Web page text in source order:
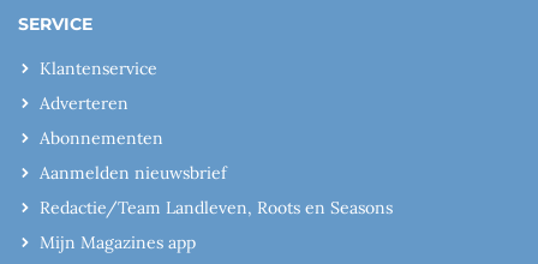
SERVICE
Klantenservice
Adverteren
Abonnementen
Aanmelden nieuwsbrief
Redactie/Team Landleven, Roots en Seasons
Mijn Magazines app